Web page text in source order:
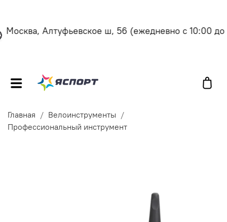
Москва, Алтуфьевское ш, 56(ежедневно с 10:00 до
Главная
Велоинструменты
Профессиональный инструмент